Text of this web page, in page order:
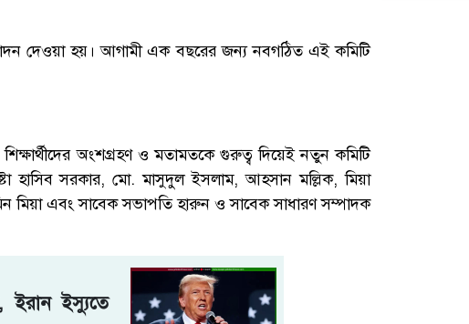
দেওয়া হয়। আগামী এক বছরের জন্য নবগঠিত এই কমিটি
অংশগ্রহণ ও মতামতকে গুরুত্ব দিয়েই নতুন কমিটি
হাসিব সরকার, মো. মাসুদুল ইসলাম, আহসান মল্লিক, মিয়া
এবং সাবেক সভাপতি হারুন ও সাবেক সাধারণ সম্পাদক
ইরান ইস্যুতে